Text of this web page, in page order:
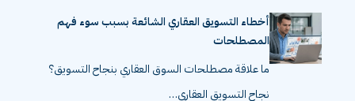
أخطاء التسويق العقاري الشائعة بسبب سوء فهم
المصطلحات
ما علاقة مصطلحات السوق العقاري بنجاح التسويق؟
نجاح التسويق العقاري…